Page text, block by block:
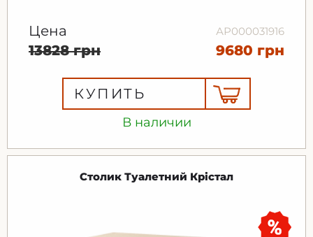
В наличии
Цена АР000031916
13828 грн 9680 грн
КУПИТЬ
Столик Туалетний Крістал